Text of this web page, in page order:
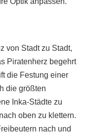
von Stadt zu Stadt,
Piratenherz begehrt
die Festung einer
die größten
Inka-Städte zu
oben zu klettern.
nach und